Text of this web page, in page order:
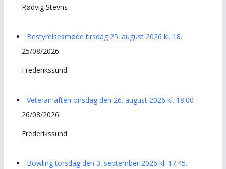
Rødvig Stevns
Bestyrelsesmøde tirsdag 25. august 2026 kl. 18.
25/08/2026
Frederikssund
Veteran aften onsdag den 26. august 2026 kl. 18.00
26/08/2026
Frederikssund
Bowling torsdag den 3. september 2026 kl. 17.45.